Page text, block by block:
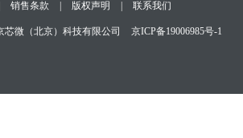
销售条款 版权声明 联系我们
芯微（北京）科技有限公司 京ICP备19006985号-1